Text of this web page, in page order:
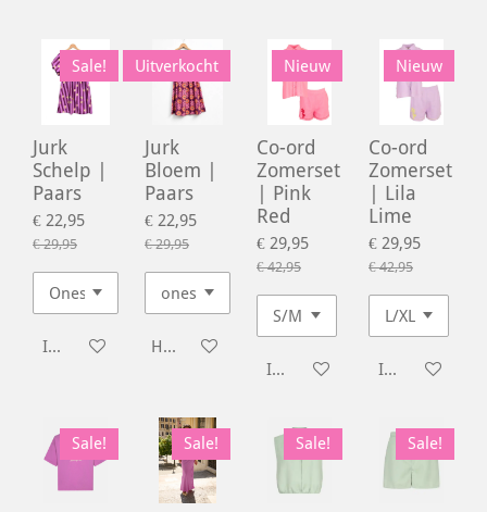
Sale!
Jurk
Schelp |
Paars
€ 22,95
€ 29,95
In winkelwagen
Uitverkocht
Jurk
Bloem |
Paars
€ 22,95
€ 29,95
Houd mij op de hoogte
Nieuw
Co-ord
Zomerset
| Pink
Red
€ 29,95
€ 42,95
In winkelwagen
Nieuw
Co-ord
Zomerset
| Lila
Lime
€ 29,95
€ 42,95
In
Sale! Sale! Sale! Sale!